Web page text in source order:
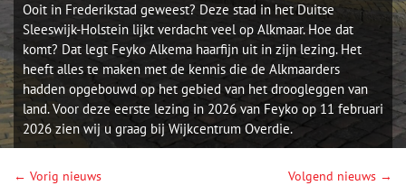
Ooit in Frederikstad geweest? Deze stad in het Duitse
Sleeswijk-Holstein lijkt verdacht veel op Alkmaar. Hoe dat
komt? Dat legt Feyko Alkema haarfijn uit in zijn lezing. Het
heeft alles te maken met de kennis die de Alkmaarders
hadden opgebouwd op het gebied van het droogleggen van
land. Voor deze eerste lezing in 2026 van Feyko op 11 februari
2026 zien wij u graag bij Wijkcentrum Overdie.
← Vorig nieuws Volgend nieuws →